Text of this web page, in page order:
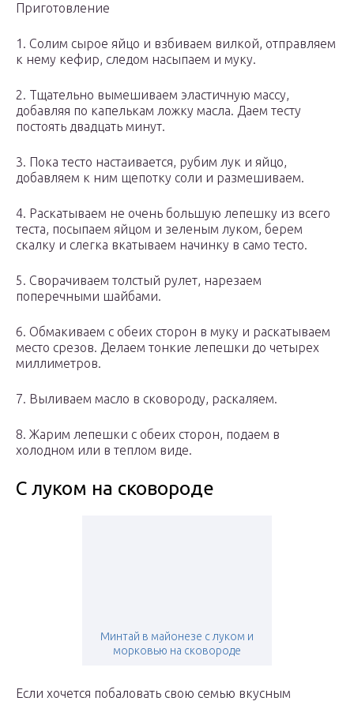
Приготовление
1. Солим сырое яйцо и взбиваем вилкой, отправляем
к нему кефир, следом насыпаем и муку.
2. Тщательно вымешиваем эластичную массу,
добавляя по капелькам ложку масла. Даем тесту
постоять двадцать минут.
3. Пока тесто настаивается, рубим лук и яйцо,
добавляем к ним щепотку соли и размешиваем.
4. Раскатываем не очень большую лепешку из всего
теста, посыпаем яйцом и зеленым луком, берем
скалку и слегка вкатываем начинку в само тесто.
5. Сворачиваем толстый рулет, нарезаем
поперечными шайбами.
6. Обмакиваем с обеих сторон в муку и раскатываем
место срезов. Делаем тонкие лепешки до четырех
миллиметров.
7. Выливаем масло в сковороду, раскаляем.
8. Жарим лепешки с обеих сторон, подаем в
холодном или в теплом виде.
С луком на сковороде
Минтай в майонезе с луком и
морковью на сковороде
Если хочется побаловать свою семью вкусным